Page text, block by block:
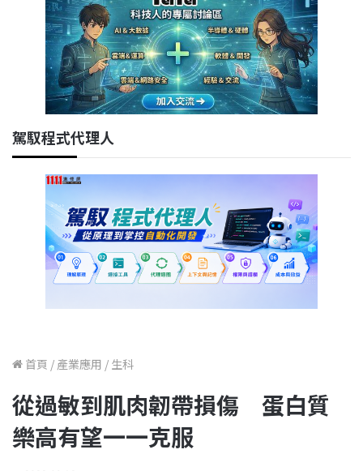
駕馭程式代理人